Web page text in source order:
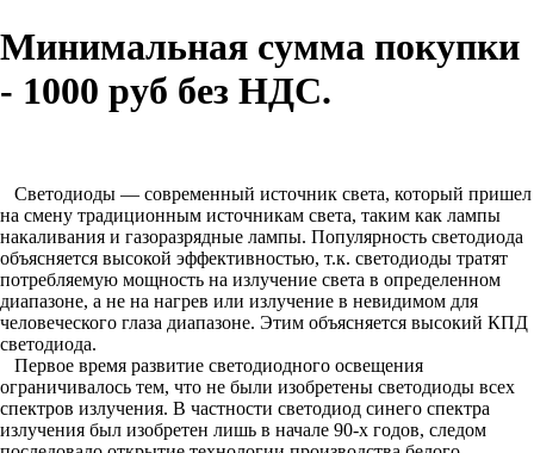
Минимальная сумма покупки
- 1000 руб без НДС.
Светодиоды — современный источник света, который пришел
на смену традиционным источникам света, таким как лампы
накаливания и газоразрядные лампы. Популярность светодиода
объясняется высокой эффективностью, т.к. светодиоды тратят
потребляемую мощность на излучение света в определенном
диапазоне, а не на нагрев или излучение в невидимом для
человеческого глаза диапазоне. Этим объясняется высокий КПД
светодиода.
Первое время развитие светодиодного освещения
ограничивалось тем, что не были изобретены светодиоды всех
спектров излучения. В частности светодиод синего спектра
излучения был изобретен лишь в начале 90-х годов, следом